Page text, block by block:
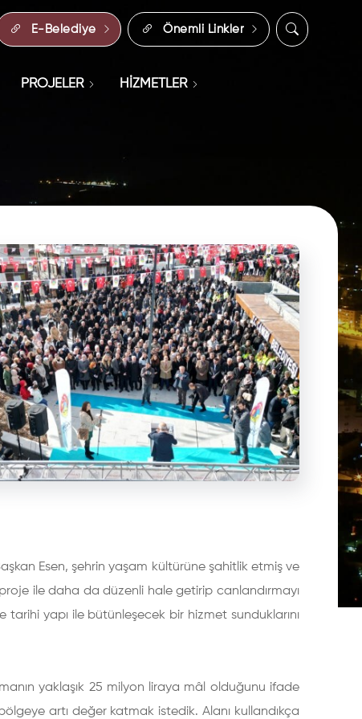
E-Belediye Önemli Linkler
PROJELER HİZMETLER
Esen, şehrin yaşam kültürüne şahitlik etmiş ve
proje ile daha da düzenli hale getirip canlandırmayı
yapı ile bütünleşecek bir hizmet sunduklarını
yaklaşık 25 milyon liraya mâl olduğunu ifade
artı değer katmak istedik. Alanı kullandıkça